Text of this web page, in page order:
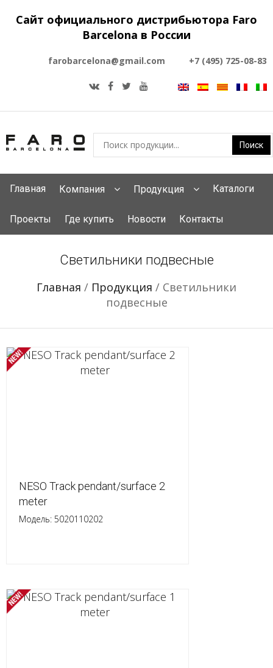
Сайт официального дистрибьютора Faro
Barcelona в России
farobarcelona@gmail.com +7 (495) 725-08-83
Главная Компания Продукция Каталоги
Проекты Где купить Новости Контакты
Светильники подвесные
Главная / Продукция / Светильники
подвесные
NESO Track pendant/surface 2
meter
Модель: 5020110202